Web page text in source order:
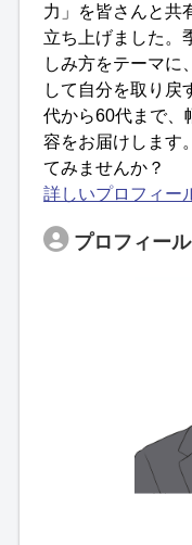
力」を皆さんと共
立ち上げました。
しみ方をテーマに
して自分を取り戻
代から60代まで、
容をお届けします
てみませんか？
詳しいプロフィー
プロフィール